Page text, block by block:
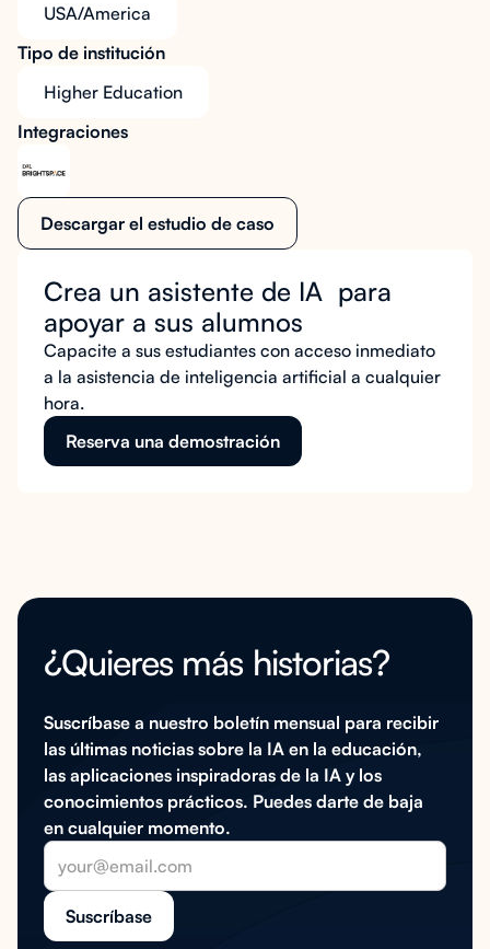
USA/America
Tipo de institución
Higher Education
Integraciones
Descargar el estudio de caso
Crea un asistente de IA para
apoyar a sus alumnos
Capacite a sus estudiantes con acceso inmediato
a la asistencia de inteligencia artificial a cualquier
hora.
Reserva una demostración
¿Quieres más historias?
Suscríbase a nuestro boletín mensual para recibir
las últimas noticias sobre la IA en la educación,
las aplicaciones inspiradoras de la IA y los
conocimientos prácticos. Puedes darte de baja
en cualquier momento.